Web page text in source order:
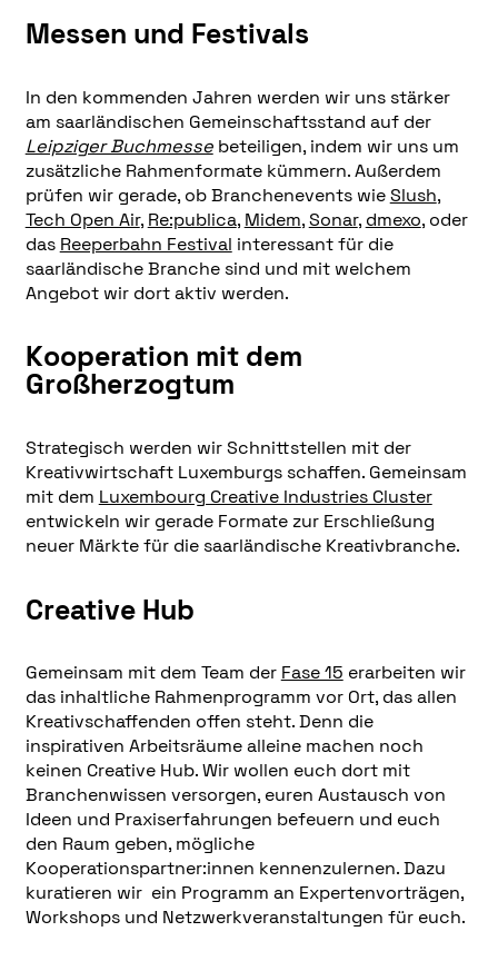
Messen und Festivals
In den kommenden Jahren werden wir uns stärker
am saarländischen Gemeinschaftsstand auf der
Leipziger Buchmessebeteiligen, indem wir uns um
zusätzliche Rahmenformate kümmern. Außerdem
prüfen wir gerade, ob Branchenevents wieSlush,
Tech Open Air, Re:publica, Midem,Sonar, dmexo, oder
das Reeperbahn Festival interessant für die
saarländische Branche sind und mit welchem
Angebot wir dort aktiv werden.
Kooperation mit dem
Großherzogtum
Strategisch werden wir Schnittstellen mit der
Kreativwirtschaft Luxemburgs schaffen. Gemeinsam
mit dem Luxembourg Creative Industries Cluster
entwickeln wir gerade Formate zur Erschließung
neuer Märkte für die saarländische Kreativbranche.
Creative Hub
Gemeinsam mit dem Team der Fase 15 erarbeiten wir
das inhaltliche Rahmenprogramm vor Ort, das allen
Kreativschaffenden offen steht. Denn die
inspirativen Arbeitsräume alleine machen noch
keinen Creative Hub. Wir wollen euch dort mit
Branchenwissen versorgen, euren Austausch von
Ideen und Praxiserfahrungen befeuern und euch
den Raum geben, mögliche
Kooperationspartner:innen kennenzulernen. Dazu
kuratieren wir ein Programm an Expertenvorträgen,
Workshops und Netzwerkveranstaltungen für euch.